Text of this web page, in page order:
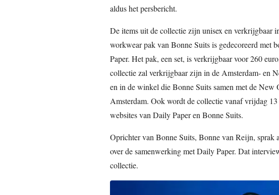
aldus het persbericht.
De items uit de collectie zijn unisex en verkrijgbaar
workwear pak van Bonne Suits is gedecoreerd met
Paper. Het pak, een set, is verkrijgbaar voor 260
collectie zal verkrijgbaar zijn in de Amsterdam- en
en in de winkel die Bonne Suits samen met de New
Amsterdam. Ook wordt de collectie vanaf vrijdag
websites van Daily Paper en Bonne Suits.
Oprichter van Bonne Suits, Bonne van Reijn, sprak
over de samenwerking met Daily Paper. Dat
collectie.